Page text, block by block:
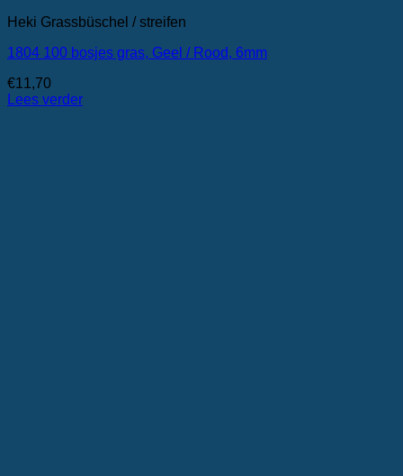
Heki Grassbüschel / streifen
1804 100 bosjes gras, Geel / Rood, 6mm
€11,70
Lees verder